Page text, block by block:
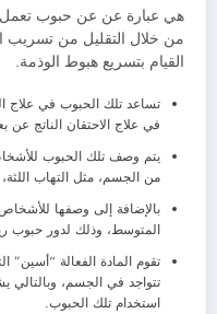
هي عبارة عن عن حبوب تعمل
من خلال التقليل من تسريب
القيام بتسريع هبوط الوذمة.
تساعد تلك الحبوب في علاج
في علاج الاحتقان الناتج عن
يتم وصف تلك الحبوب
من الجسم، مثل التهاب
بالإضافة إلى وصفها
المتوسط، وذلك لدور حبوب
تقوم المادة الفعالة “أسين”
تتواجد في الجسم، وبالتالي
استخدام تلك الحبوب.